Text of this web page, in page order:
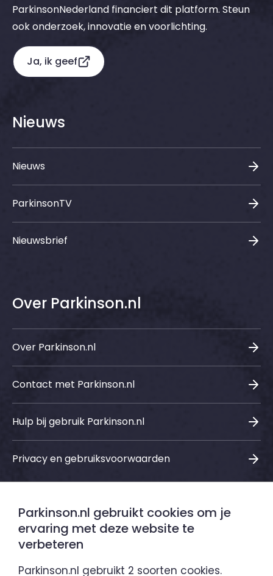
ParkinsonNederland financiert dit platform. Steun
ook onderzoek, innovatie en voorlichting.
Ja, ik geef
Nieuws
Nieuws
ParkinsonTV
Nieuwsbrief
Over Parkinson.nl
Over Parkinson.nl
Contact met Parkinson.nl
Hulp bij gebruik Parkinson.nl
Privacy en gebruiksvoorwaarden
Sociale media
Parkinson.nl gebruikt cookies om je
ervaring met deze website te
verbeteren
Parkinson.nl gebruikt 2 soorten cookies.